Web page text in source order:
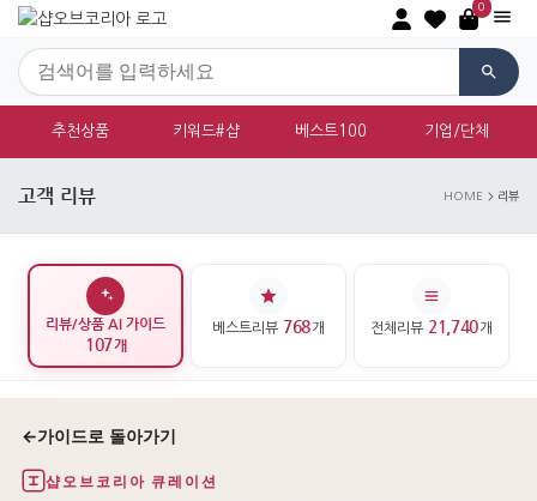
0
추천상품 키워드#샵 베스트100 기업/단체
고객 리뷰 HOME 리뷰
리뷰/상품 AI 가이드
107개
베스트리뷰 768개 전체리뷰 21,740개
←가이드로 돌아가기
샵오브코리아 큐레이션